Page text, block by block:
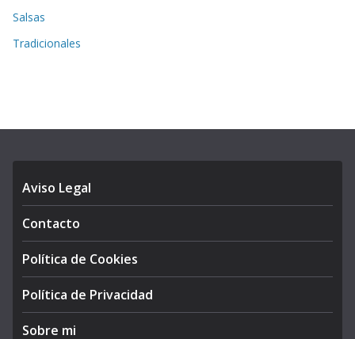
Salsas
Tradicionales
Aviso Legal
Contacto
Política de Cookies
Política de Privacidad
Sobre mi